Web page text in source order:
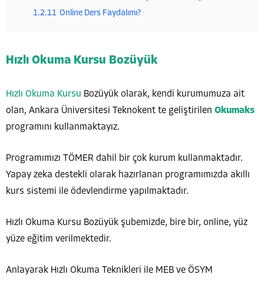
1.2.11 Online Ders Faydalımı?
Hızlı Okuma Kursu Bozüyük
Hızlı Okuma Kursu Bozüyük olarak, kendi kurumumuza ait
olan, Ankara Üniversitesi Teknokent te geliştirilen Okumaks
programını kullanmaktayız.
Programımızı TÖMER dahil bir çok kurum kullanmaktadır.
Yapay zeka destekli olarak hazırlanan programımızda akıllı
kurs sistemi ile ödevlendirme yapılmaktadır.
Hızlı Okuma Kursu Bozüyük şubemizde, bire bir, online, yüz
yüze eğitim verilmektedir.
Anlayarak Hızlı Okuma Teknikleri ile MEB ve ÖSYM